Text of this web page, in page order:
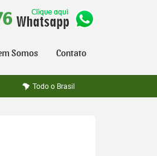
Somos Contato
Todo o Brasil